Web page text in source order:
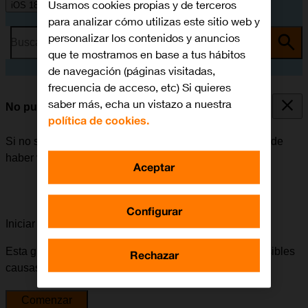
iOS 18
Busca por problema o tema
No puedo enviar ni recibir correo electrónico
Si no se puede enviar ni recibir correo electrónico, puede
haber varias causas posibles al problema.
Iniciar la guía para solucionar tu problema
Esta guía te va a conducir a través de una serie de posibles
causas y soluciones al problema.
Comenzar
Usamos cookies propias y de terceros
para analizar cómo utilizas este sitio web y
personalizar los contenidos y anuncios
que te mostramos en base a tus hábitos
de navegación (páginas visitadas,
frecuencia de acceso, etc) Si quieres
saber más, echa un vistazo a nuestra
política de cookies.
Configurar
Rechazar
Aceptar